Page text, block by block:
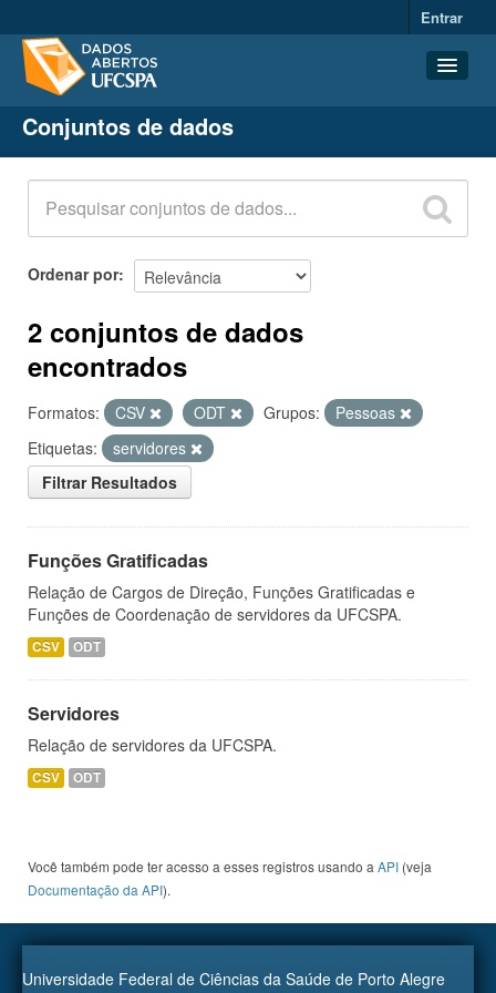
Entrar
Conjuntos de dados
Organizações
Grupos
Sobre
Conjuntos de dados
Ordenar por
2 conjuntos de dados
encontrados
Formatos: CSV ODT Grupos:
Pessoas
Etiquetas:
servidores
Filtrar Resultados
Funções Gratificadas
Relação de Cargos de Direção, Funções Gratificadas e
Funções de Coordenação de servidores da UFCSPA.
CSV ODT
Servidores
Relação de servidores da UFCSPA.
CSV ODT
Você também pode ter acesso a esses registros usando a API (veja
Documentação da API).
Universidade Federal de Ciências da Saúde de Porto Alegre